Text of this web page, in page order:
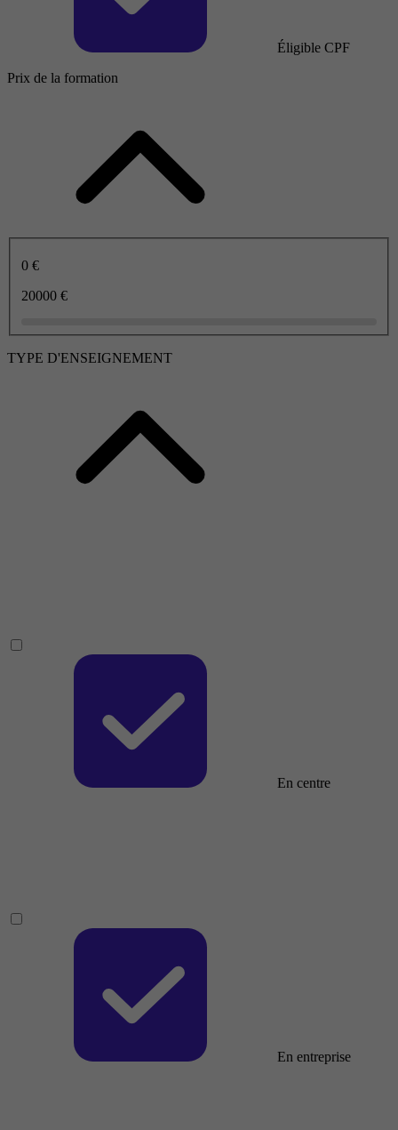
Éligible CPF
Prix de la formation
0 €
20000 €
TYPE D'ENSEIGNEMENT
En centre
En entreprise